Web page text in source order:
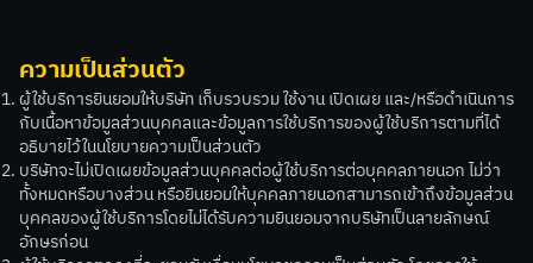
ความเป็นส่วนตัว
ผู้ใช้บริการยินยอมให้บริษัท เก็บรวบรวม ใช้งาน เปิดเผย และ/หรือดำเนินการ
กับเนื้อหาข้อมูลส่วนบุคคลและข้อมูลการใช้บริการของผู้ใช้บริการตามที่ได้
อธิบายไว้ในนโยบายความเป็นส่วนตัว
บริษัทจะไม่เปิดเผยข้อมูลส่วนบุคคลต่อผู้ใช้บริการต่อบุคคลภายนอก ไม่ว่า
ทั้งหมดหรือบางส่วน หรือยินยอมให้บุคคลภายนอกสามารถเข้าถึงข้อมูลส่วน
บุคคลของผู้ใช้บริการโดยไม่ได้รับความยินยอมจากบริษัทเป็นลายลักษณ์
อักษรก่อน